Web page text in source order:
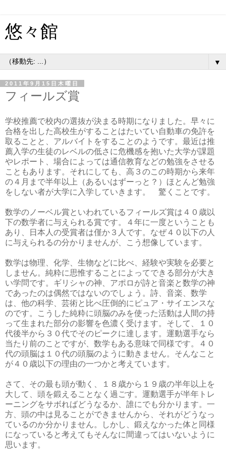
悠々館
▼
2011年9月15日木曜日
フィールズ賞
学校推薦で校内の選抜が決まる時期になりました。早々に
合格を出した高校生がすることはたいてい自動車の免許を
取ることと、アルバイトをすることのようです。最近は推
薦入学の生徒のレベルの低さに危機感を抱いた大学が課題
やレポート、場合によっては通信教育などの勉強をさせる
こともあります。それにしても、高３のこの時期から来年
の４月まで半年以上（あるいはずーっと？）ほとんど勉強
をしない者が大学に入学していきます。 驚くことです。
数学のノーベル賞といわれているフィールズ賞は４０歳以
下の数学者に与えられる賞です。４年に一度ということも
あり、日本人の受賞者は僅か３人です。なぜ４０以下の人
に与えられるの分かりませんが、こう想像しています。
数学は物理、化学、生物などに比べ、経験や実験を必要と
しません。純粋に思惟することによってできる部分が大き
い学問です。ギリシャの神、アポロが詩と音楽と数学の神
であったのは偶然ではないのでしょう。詩、音楽、数学
は、他の科学、芸術と比べ圧倒的にピュア・サイエンスな
のです。こうした純粋に頭脳のみを使った活動は人間の持
って生まれた部分の影響を色濃く受けます。そして、１０
代後半から３０代でそのピークに達します。運動選手なら
当たり前のことですが、数学もある意味で同様です。４０
代の頭脳は１０代の頭脳のように動きません。そんなこと
が４０歳以下の理由の一つかと考えています。
さて、その最も頭が動く、１８歳から１９歳の半年以上を
大して、頭を鍛えることなく過ごす。運動選手が半年トレ
ーニングをサボればどうなるか、誰にでも分かります。一
方、頭の中は見ることができませんから、それがどうなっ
ているのか分かりません。しかし、鍛えなかった体と同様
になっていると考えてもそんなに間違ってはいないように
思います。